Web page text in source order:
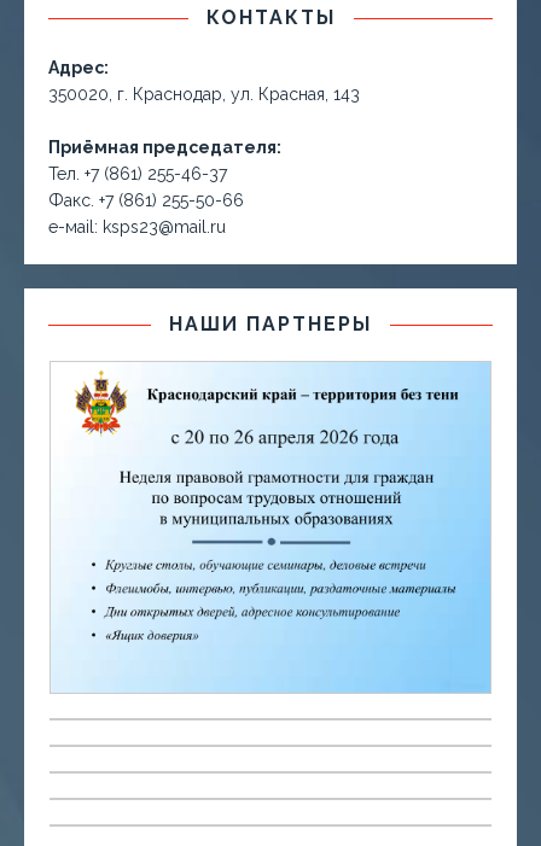
КОНТАКТЫ
Адрес:
350020, г. Краснодар, ул. Красная, 143
Приёмная председателя:
Тел. +7 (861) 255-46-37
Факс. +7 (861) 255-50-66
е-маil: ksps23@mail.ru
НАШИ ПАРТНЕРЫ